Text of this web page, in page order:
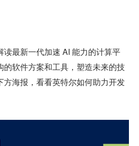
最新一代加速 AI 能力的计算平
的软件方案和工具，塑造未来的技
方海报，看看英特尔如何助力开发